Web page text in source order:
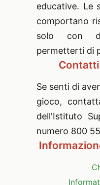
educative. Le
comportano
solo con
permetterti di
Se senti di
gioco,
dell'Istituto
numero 800